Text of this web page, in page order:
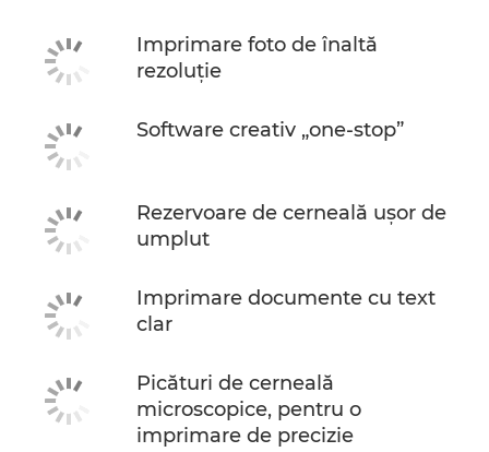
Imprimare foto de înaltă
rezoluţie
Software creativ „one-stop”
Rezervoare de cerneală uşor de
umplut
Imprimare documente cu text
clar
Picături de cerneală
microscopice, pentru o
imprimare de precizie